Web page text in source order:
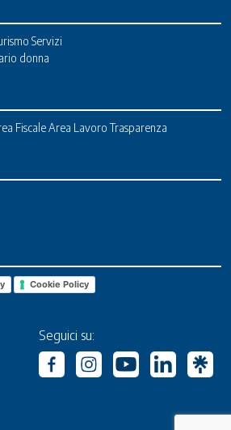
Servizi
donna
FiscaleArea Lavoro Trasparenza
Cookie Policy
Seguici su: